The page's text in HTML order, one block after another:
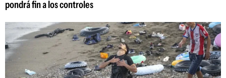
pondrá fin a los controles